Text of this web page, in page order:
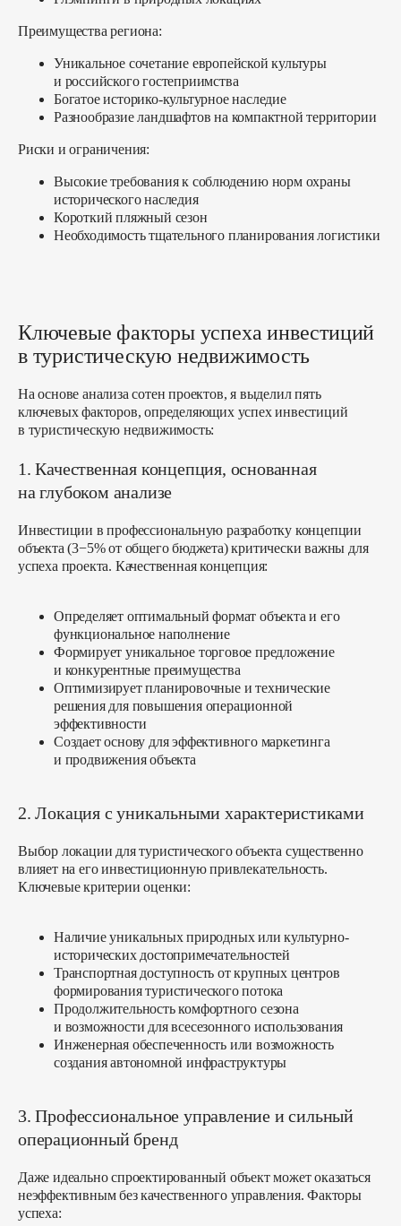
Преимущества региона:
Уникальное сочетание европейской культуры
и российского гостеприимства
Богатое историко-культурное наследие
Разнообразие ландшафтов на компактной территории
Риски и ограничения:
Высокие требования к соблюдению норм охраны
исторического наследия
Короткий пляжный сезон
Необходимость тщательного планирования логистики
Ключевые факторы успеха инвестиций
в туристическую недвижимость
На основе анализа сотен проектов, я выделил пять
ключевых факторов, определяющих успех инвестиций
в туристическую недвижимость:
1. Качественная концепция, основанная
на глубоком анализе
Инвестиции в профессиональную разработку концепции
объекта (3−5% от общего бюджета) критически важны для
успеха проекта. Качественная концепция:
Определяет оптимальный формат объекта и его
функциональное наполнение
Формирует уникальное торговое предложение
и конкурентные преимущества
Оптимизирует планировочные и технические
решения для повышения операционной
эффективности
Создает основу для эффективного маркетинга
и продвижения объекта
2. Локация с уникальными характеристиками
Выбор локации для туристического объекта существенно
влияет на его инвестиционную привлекательность.
Ключевые критерии оценки:
Наличие уникальных природных или культурно-
исторических достопримечательностей
Транспортная доступность от крупных центров
формирования туристического потока
Продолжительность комфортного сезона
и возможности для всесезонного использования
Инженерная обеспеченность или возможность
создания автономной инфраструктуры
3. Профессиональное управление и сильный
операционный бренд
Даже идеально спроектированный объект может оказаться
неэффективным без качественного управления. Факторы
успеха:
Получить консультацию